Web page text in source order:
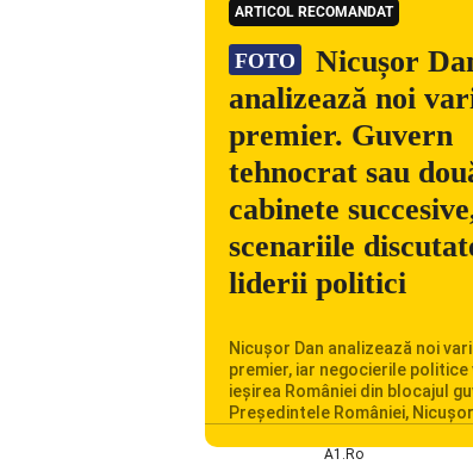
ARTICOL RECOMANDAT
FOTO
Nicușor
analizează noi
premier. Guvern
tehnocrat sau
cabinete
scenariile
liderii politici
Nicușor Dan analizează noi
premier, iar negocierile politice
ieșirea României din blocajul
Președintele României,
consultărilor cu liderii politici.
A1.ro